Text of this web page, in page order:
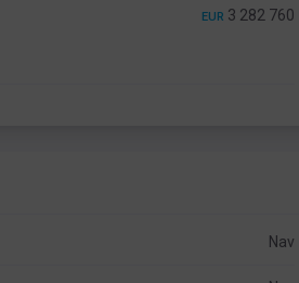
EUR 3 282 760
Nav